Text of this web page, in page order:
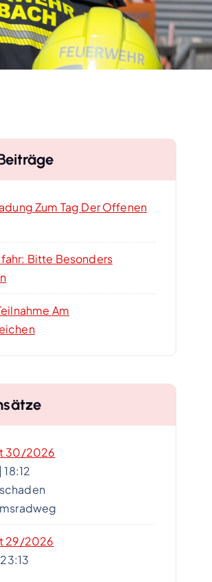
Zum Tag Der Offenen
Bitte Besonders
Am
30/2026
|18:12
29/2026
23:13